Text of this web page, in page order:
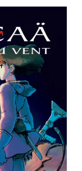
ème ème